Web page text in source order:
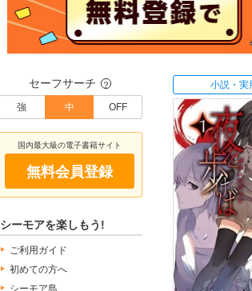
セーフサーチ ？
強 中 OFF
国内最大級の電子書籍サイト
無料会員登録
シーモアを楽しもう!
ご利用ガイド
初めての方へ
シーモア島
小説・実